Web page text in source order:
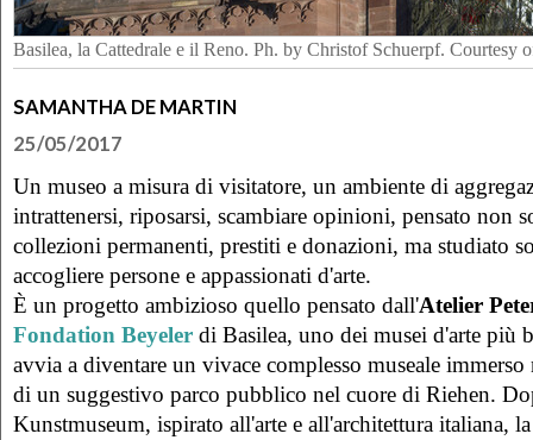
Basilea, la Cattedrale e il Reno. Ph. by Christof Schuerpf. Courtesy
SAMANTHA DE MARTIN
25/05/2017
Un museo a misura di visitatore, un ambiente di
intrattenersi, riposarsi, scambiare opinioni, pensato non
collezioni permanenti, prestiti e donazioni, ma studiato
accogliere persone e appassionati d'arte.
È un progetto ambizioso quello pensato dall'Atelier
Fondation Beyeler di Basilea, uno dei musei d'arte più
avvia a diventare un vivace complesso museale
di un suggestivo parco pubblico nel cuore di Riehen.
Kunstmuseum, ispirato all'arte e all'architettura italiana,